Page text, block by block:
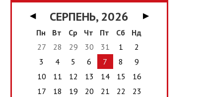
◀ СЕРПЕНЬ, 2026
▶
Пн
Вт Ср Чт Пт Сб
Нд
27
28 29 30 31 1
2
3
4 5 6 7 8
9
10
11 12 13 14 15
16
17
18 19 20 21 22
23